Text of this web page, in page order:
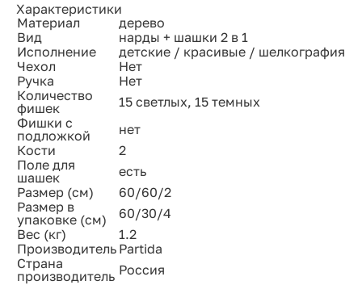
Характеристики
Материал
дерево
Вид
нарды + шашки 2 в 1
Исполнение
детские / красивые / шелкография
Чехол
Нет
Ручка
Нет
Количество
фишек
15 светлых, 15 темных
Фишки с
подложкой
нет
Кости
2
Поле для
шашек
есть
Размер (см)
60/60/2
Размер в
упаковке (см)
60/30/4
Вес (кг)
1.2
Производитель Partida
Страна
производитель Россия